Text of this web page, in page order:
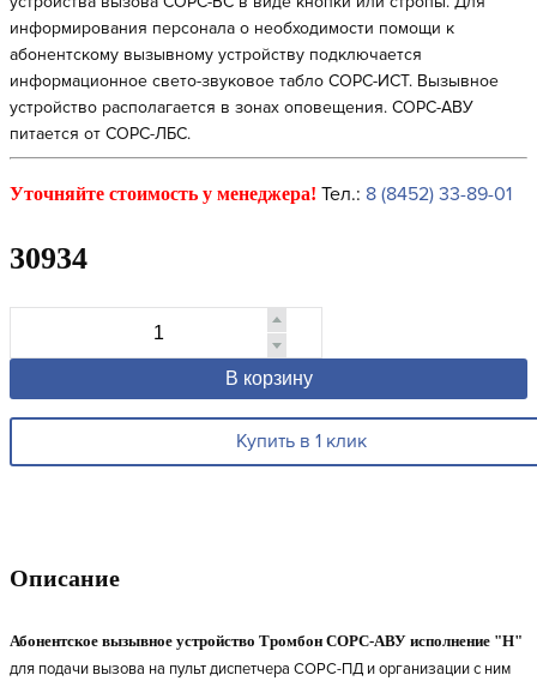
информирования персонала о необходимости помощи к
абонентскому вызывному устройству подключается
информационное свето-звуковое табло СОРС-ИСТ. Вызывное
устройство располагается в зонах оповещения. СОРС-АВУ
питается от СОРС-ЛБС.
Уточняйте стоимость у менеджера! Тел.: 8 (8452) 33-89-01
30934
В корзину
Купить в 1 клик
Описание
Абонентское вызывное устройство Тромбон СОРС-АВУ исполнение "Н"
для подачи вызова на пульт диспетчера СОРС-ПД и организации с ним